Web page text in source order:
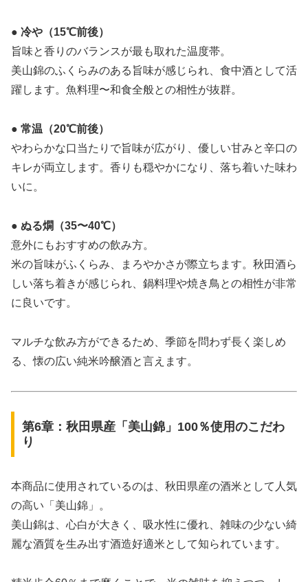
● 冷や（15℃前後）
旨味と香りのバランスが最も取れた温度帯。
美山錦のふくらみのある旨味が感じられ、食中酒として活
躍します。魚料理〜和食全般との相性が抜群。
● 常温（20℃前後）
やわらかな口当たりで旨味が広がり、優しい甘みと辛口の
キレが両立します。香りも穏やかになり、落ち着いた味わ
いに。
● ぬる燗（35〜40℃）
意外にもおすすめの飲み方。
米の旨味がふくらみ、まろやかさが際立ちます。秋田酒ら
しい落ち着きが感じられ、鍋料理や焼き鳥との相性が非常
に良いです。
マルチな飲み方ができるため、季節を問わず長く楽しめ
る、懐の広い純米吟醸酒と言えます。
第6章：秋田県産「美山錦」100％使用のこだわ
り
本商品に使用されているのは、秋田県産の酒米として人気
の高い「美山錦」。
美山錦は、心白が大きく、吸水性に優れ、雑味の少ない綺
麗な酒質を生み出す酒造好適米として知られています。